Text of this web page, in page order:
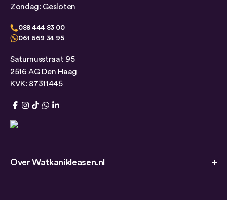
Zondag: Gesloten
088 444 83 00
061 669 34 95
Saturnusstraat 95
2516 AG Den Haag
KVK: 87311445
Over Watkanikleasen.nl